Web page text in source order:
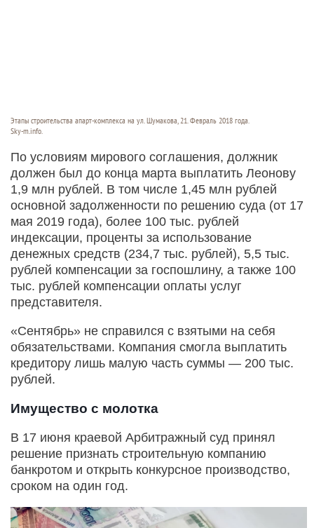
Этапы строительства апарт-комплекса на ул. Шумакова, 21. Февраль 2018 года.
Sky-m.info.
По условиям мирового соглашения, должник
должен был до конца марта выплатить Леонову
1,9 млн рублей. В том числе 1,45 млн рублей
основной задолженности по решению суда (от 17
мая 2019 года), более 100 тыс. рублей
индексации, проценты за использование
денежных средств (234,7 тыс. рублей), 5,5 тыс.
рублей компенсации за госпошлину, а также 100
тыс. рублей компенсации оплаты услуг
представителя.
«Сентябрь» не справился с взятыми на себя
обязательствами. Компания смогла выплатить
кредитору лишь малую часть суммы — 200 тыс.
рублей.
Имущество с молотка
В 17 июня краевой Арбитражный суд принял
решение признать строительную компанию
банкротом и открыть конкурсное производство,
сроком на один год.